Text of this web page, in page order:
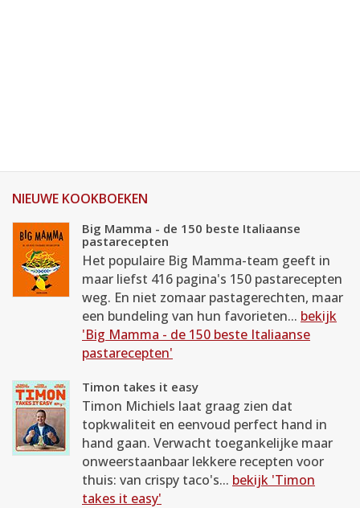
NIEUWE KOOKBOEKEN
Big Mamma - de 150 beste Italiaanse
pastarecepten
Het populaire Big Mamma-team geeft in
maar liefst 416 pagina's 150 pastarecepten
weg. En niet zomaar pastagerechten, maar
een bundeling van hun favorieten... bekijk
'Big Mamma - de 150 beste Italiaanse
pastarecepten'
Timon takes it easy
Timon Michiels laat graag zien dat
topkwaliteit en eenvoud perfect hand in
hand gaan. Verwacht toegankelijke maar
onweerstaanbaar lekkere recepten voor
thuis: van crispy taco's... bekijk 'Timon
takes it easy'